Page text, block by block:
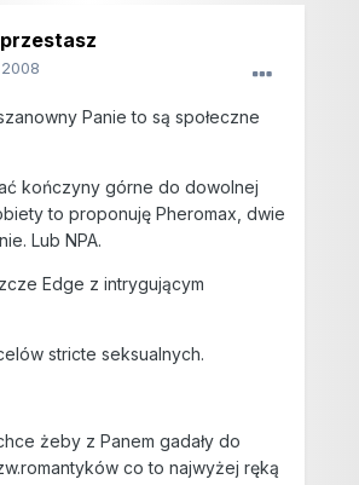
Panie to są społeczne
kończyny górne do dowolnej
to proponuję Pheromax, dwie
Lub NPA.
Edge z intrygującym
stricte seksualnych.
żeby z Panem gadały do
co to najwyżej ręką